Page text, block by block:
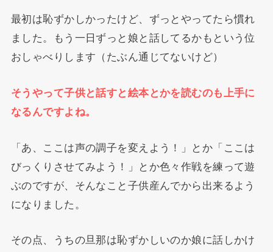
最初は恥ずかしかったけど、ずっとやってたら慣れ
ました。もう一日ずっと娘と話してるかもという位
おしゃべりします（たぶん通じてないけど）
そうやって子供と話すと絵本とかを読むのも上手に
なるんですよね。
「あ、ここは声の調子を変えよう！」とか「ここは
びっくりさせてみよう！」とか色々作戦を練って遊
ぶのですが、そんなこと子供産んでから出来るよう
になりました。
その点、うちの旦那は恥ずかしいのか娘に話しかけ